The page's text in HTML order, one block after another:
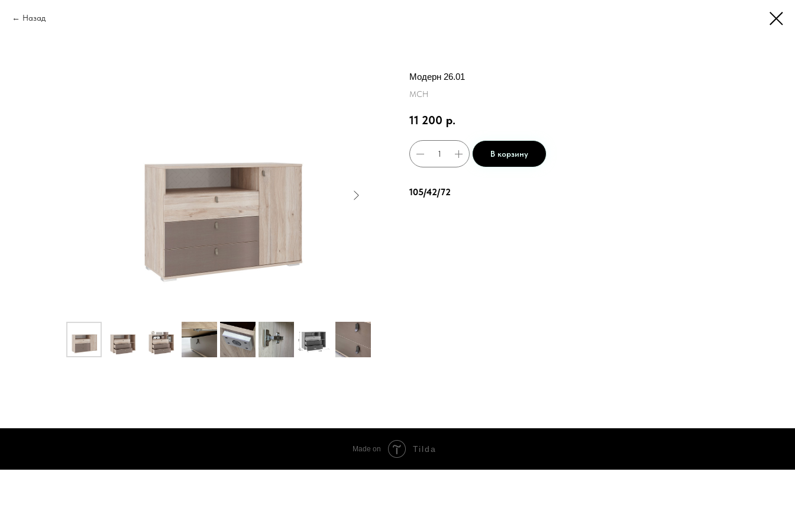
Назад
Модерн 26.01
МСН
11 200 р.
В корзину
105/42/72
Made on Tilda